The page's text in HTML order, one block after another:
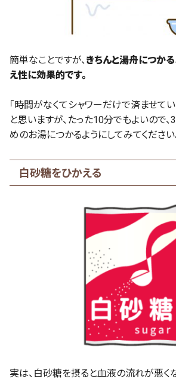
簡単なことですが、 きちんと湯舟につか
え性に効果的です。
「時間がなくてシャワーだけで済ませて
と思いますが、たった10分でもよいので
めのお湯につかるようにしてみてください
白砂糖をひかえる
実は、白砂糖を摂ると血液の流れが悪く